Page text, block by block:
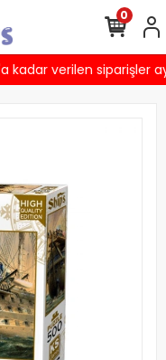
kadar verilen siparişler
0